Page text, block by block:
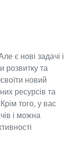
є нові задачі і
розвитку та
новий
ресурсів та
того, у вас
і можна